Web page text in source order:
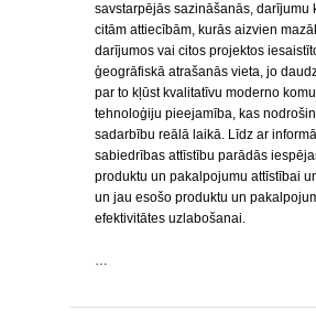
savstarpējās sazināšanās, darījumu
citām attiecībām, kurās aizvien
darījumos vai citos projektos
ģeogrāfiskā atrašanās vieta, jo
par to kļūst kvalitatīvu moderno
tehnoloģiju pieejamība, kas
sadarbību reālā laikā. Līdz ar
sabiedrības attīstību parādās
produktu un pakalpojumu attīstībai
un jau esošo produktu un
efektivitātes uzlabošanai.
…